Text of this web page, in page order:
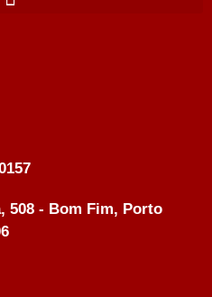
508 - Bom Fim, Porto